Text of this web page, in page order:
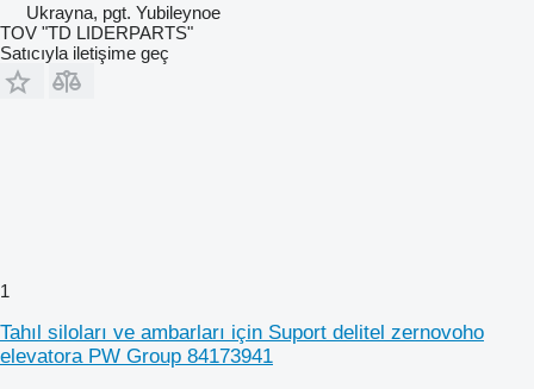
Ukrayna, pgt. Yubileynoe
TOV "TD LIDERPARTS"
Satıcıyla iletişime geç
1
Tahıl siloları ve ambarları için Suport delitel zernovoho
elevatora PW Group 84173941